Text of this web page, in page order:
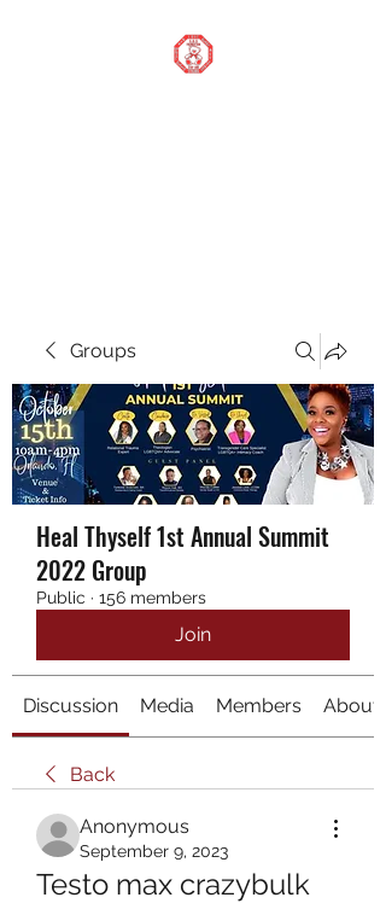
Groups
Heal Thyself 1st Annual Summit
2022 Group
Public · 156 members
Join
Discussion Media Members About
Back
Anonymous
September 9, 2023
Testo max crazybulk